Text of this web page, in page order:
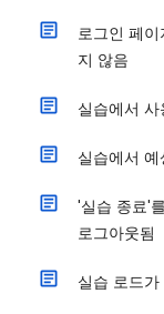
로그인 페
지 않음
실습에서
실습에서
'실습 종료'
로그아웃됨
실습 로드